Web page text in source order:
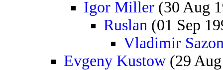
Igor Miller (30 Aug
Ruslan (01 Sep
Vladimir
Evgeny Kustow (29